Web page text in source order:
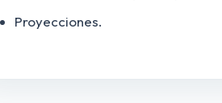
Proyecciones.